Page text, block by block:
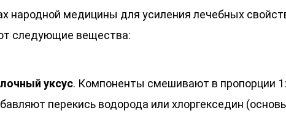
народной медицины для усиления лечебных
следующие вещества:
уксус. Компоненты смешивают в пропорции
перекись водорода или хлоргекседин